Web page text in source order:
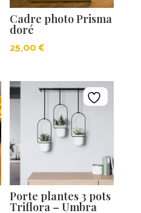
Cadre photo Prisma
doré
25,00€
Porte plantes 3 pots
Triflora – Umbra